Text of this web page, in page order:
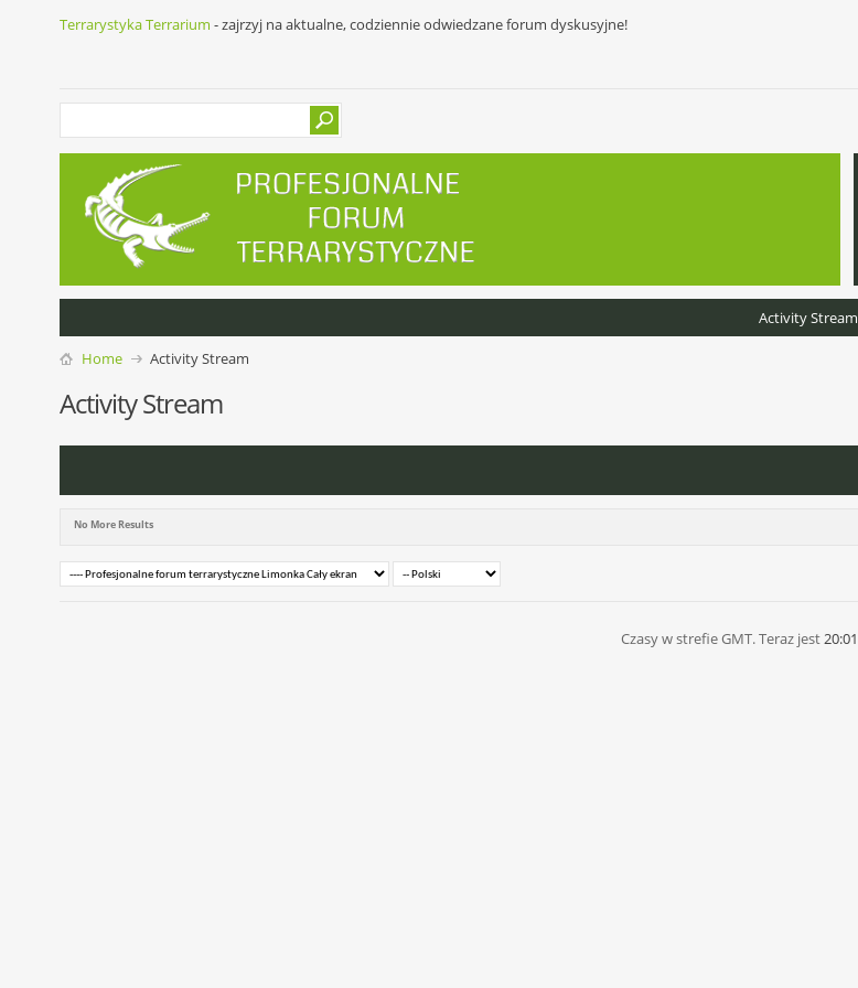
Terrarystyka Terrarium - zajrzyj na aktualne, codziennie odwiedzane forum dyskusyjne!
Activity Stream
Home Activity Stream
Activity Stream
No More Results
Czasy w strefie GMT. Teraz jest20:01